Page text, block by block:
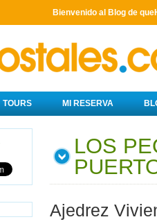
Bienvenido al Blog de
TOURS MI RESERVA
LOS
Ajedrez